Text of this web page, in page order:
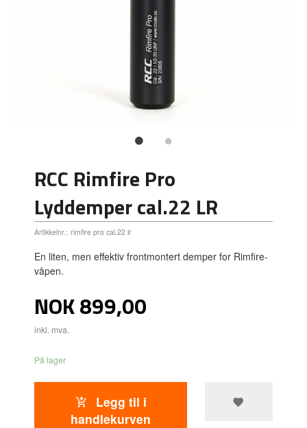
RCC Rimfire Pro
Lyddemper cal.22 LR
Artikkelnr.: rimfire pro cal.22 lr
En liten, men effektiv frontmontert demper for Rimfire-
våpen.
Pris
NOK899,00
inkl. mva.
På lager
Legg til i
handlekurven